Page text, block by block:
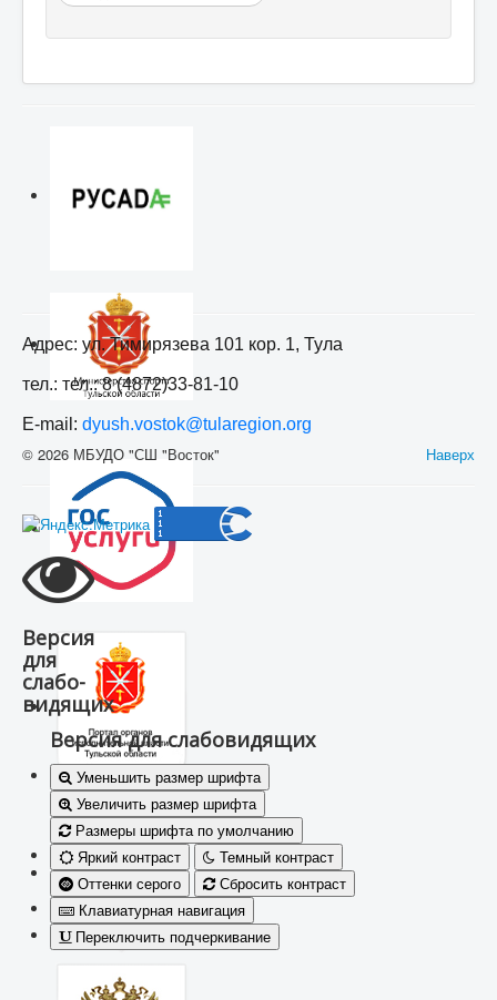
Адрес: ул. Тимирязева 101 кор. 1, Тула
тел.: тел.: 8 (4872)33-81-10
E-mail: dyush.vostok@tularegion.org
Наверх
© 2026 МБУДО "СШ "Восток"
Версия
для
слабо-
видящих
Версия для слабовидящих
Уменьшить размер шрифта
Увеличить размер шрифта
Размеры шрифта по умолчанию
Яркий контраст
Темный контраст
Оттенки серого
Сбросить контраст
Клавиатурная навигация
Переключить подчеркивание